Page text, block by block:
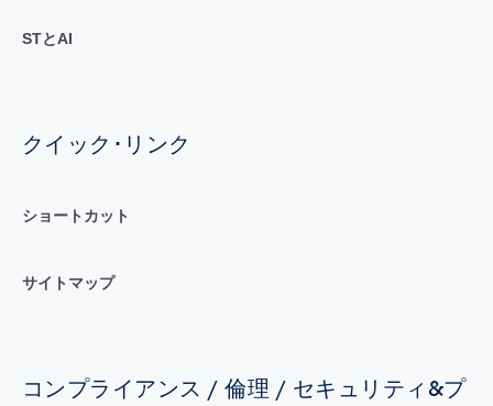
STとAI
クイック･リンク
ショートカット
サイトマップ
コンプライアンス / 倫理 / セキュリティ&プ